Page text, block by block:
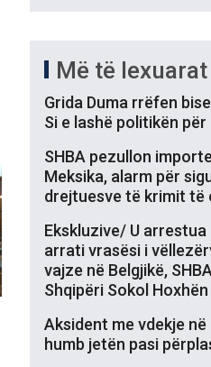
Më të lexuarat
Grida Duma rrëfen
Si e lashë politikën
SHBA pezullon
Meksika, alarm për
drejtuesve të krimit të
Ekskluzive/ U arrestua
arrati vrasësi i
vajze në Belgjikë,
Shqipëri Sokol Hoxhën
Aksident me vdekje
humb jetën pasi